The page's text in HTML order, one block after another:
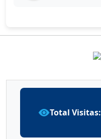
Total Visitas: